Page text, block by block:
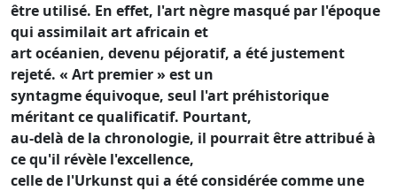
être utilisé. En effet, l'art nègre masqué par l'époque
qui assimilait art africain et
art océanien, devenu péjoratif, a été justement
rejeté. « Art premier » est un
syntagme équivoque, seul l'art préhistorique
méritant ce qualificatif. Pourtant,
au-delà de la chronologie, il pourrait être attribué à
ce qu'il révèle l'excellence,
celle de l'Urkunst qui a été considérée comme une